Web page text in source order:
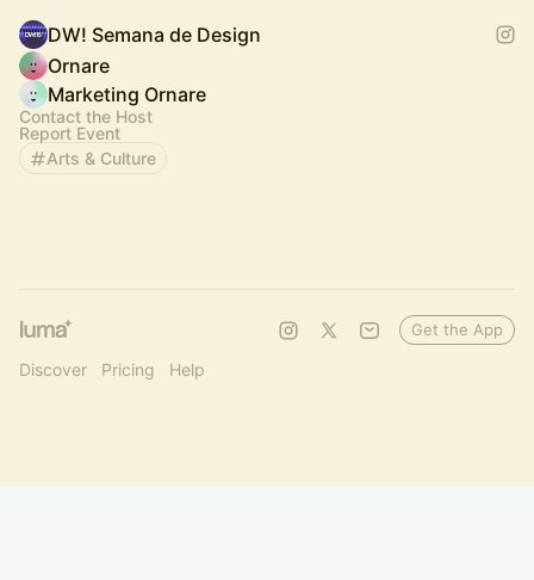
DW! Semana de Design
Ornare
Marketing Ornare
Contact the Host
Report Event
Arts & Culture
Discover Pricing Help
Get the App